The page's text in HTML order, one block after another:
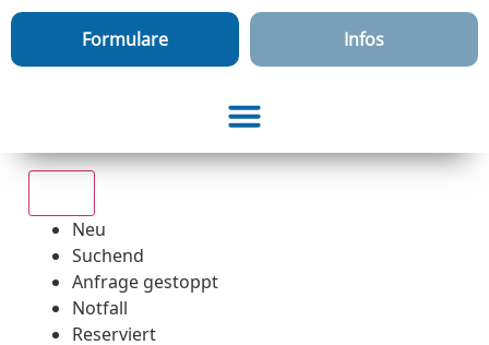
Formulare Infos
Neu
Suchend
Anfrage gestoppt
Notfall
Reserviert